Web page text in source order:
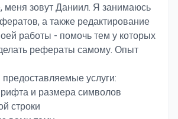
меня зовут Даниил. Я занимаюсь
а также редактирование
работы - помочь тем у которых
рефераты самому. Опыт
услуги:
и размера символов
строки